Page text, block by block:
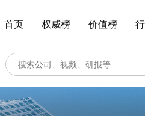
首页 权威榜 价值榜